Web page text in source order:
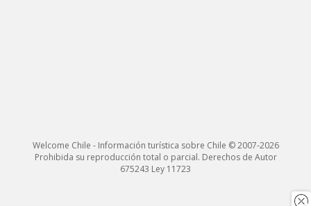
Welcome Chile - Información turística sobre Chile © 2007-2026
Prohibida su reproducción total o parcial. Derechos de Autor
675243 Ley 11723